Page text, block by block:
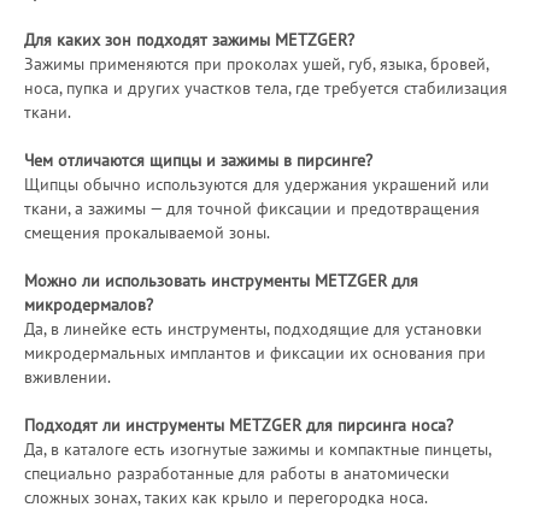
Для каких зон подходят зажимы METZGER?
Зажимы применяются при проколах ушей, губ, языка, бровей,
носа, пупка и других участков тела, где требуется стабилизация
ткани.
Чем отличаются щипцы и зажимы в пирсинге?
Щипцы обычно используются для удержания украшений или
ткани, а зажимы — для точной фиксации и предотвращения
смещения прокалываемой зоны.
Можно ли использовать инструменты METZGER для
микродермалов?
Да, в линейке есть инструменты, подходящие для установки
микродермальных имплантов и фиксации их основания при
вживлении.
Подходят ли инструменты METZGER для пирсинга носа?
Да, в каталоге есть изогнутые зажимы и компактные пинцеты,
специально разработанные для работы в анатомически
сложных зонах, таких как крыло и перегородка носа.